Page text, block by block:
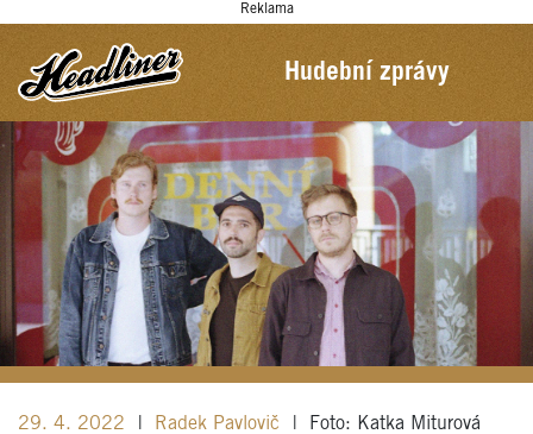
Reklama
Hudební zprávy
29. 4. 2022 Radek Pavlovič Foto: Katka Miturová